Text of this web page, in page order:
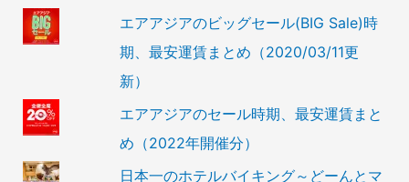
エアアジアのビッグセール(BIG Sale)時
期、最安運賃まとめ（2020/03/11更
新）
エアアジアのセール時期、最安運賃まと
め（2022年開催分）
日本一のホテルバイキング～どーんとマ